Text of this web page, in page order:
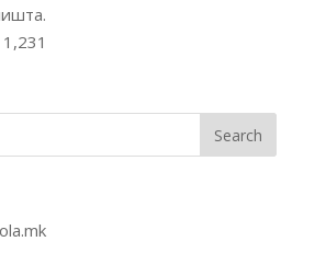
1,231